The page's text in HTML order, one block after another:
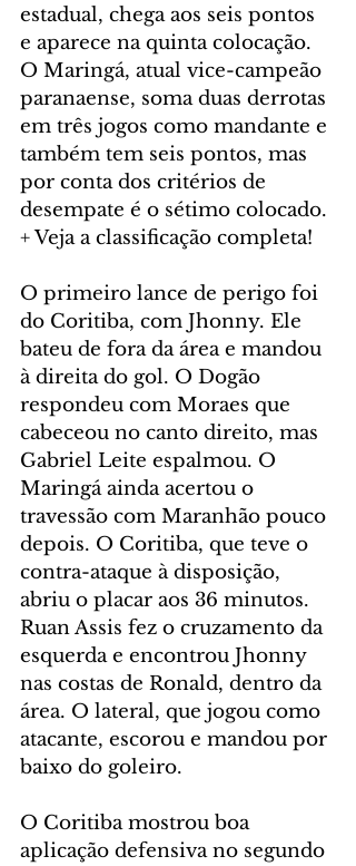
estadual, chega aos seis pontos
e aparece na quinta colocação.
O Maringá, atual vice-campeão
paranaense, soma duas derrotas
em três jogos como mandante e
também tem seis pontos, mas
por conta dos critérios de
desempate é o sétimo colocado.
+ Veja a classificação completa!
O primeiro lance de perigo foi
do Coritiba, com Jhonny. Ele
bateu de fora da área e mandou
à direita do gol. O Dogão
respondeu com Moraes que
cabeceou no canto direito, mas
Gabriel Leite espalmou. O
Maringá ainda acertou o
travessão com Maranhão pouco
depois. O Coritiba, que teve o
contra-ataque à disposição,
abriu o placar aos 36 minutos.
Ruan Assis fez o cruzamento da
esquerda e encontrou Jhonny
nas costas de Ronald, dentro da
área. O lateral, que jogou como
atacante, escorou e mandou por
baixo do goleiro.
O Coritiba mostrou boa
aplicação defensiva no segundo